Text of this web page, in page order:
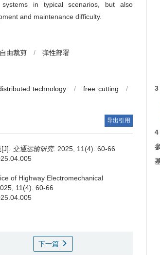
systems in typical scenarios, but also
and maintenance difficulty.
自由裁剪 / 弹性部署
technology / free cutting
/
导出引用
交通运输研究. 2025, 11(4): 60-66
of Highway Electromechanical
11(4): 60-66
下一篇
3
4